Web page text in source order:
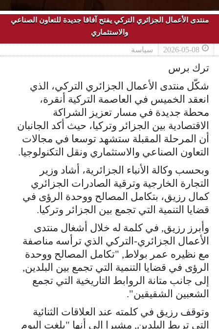
منتدى الأعمال الجزائري التركي يفتح آفاقا جديدة للتعاون الصناعي
والاستثماري
2026-05-08 سياسة
ترك برس
شكّل منتدى الأعمال الجزائري التركي، الذي
انعقد الخميس في العاصمة التركية أنقرة،
محطة جديدة في مسار تعزيز الشراكة
الاقتصادية بين الجزائر وتركيا، حيث أكد الجانبان
أن المرحلة المقبلة ستشهد توسعا في مجالات
التعاون الصناعي والاستثماري ونقل التكنولوجيا.
وبحسب وكالة الأنباء الجزائرية، أشاد وزير
التجارة الخارجية وترقية الصادرات الجزائري
كمال رزيق، بتكامل المصالح ووحدة الرؤى في
قضايا التنمية التي تجمع بين الجزائر وتركيا.
وأبرز رزيق, في كلمة له خلال أشغال منتدى
الأعمال الجزائري-التركي الذي ترأسه مناصفة
مع نظيره عمر بولاط, "تكامل المصالح ووحدة
الرؤى في قضايا التنمية التي تجمع بين البلدين,
إلى جانب متانة الروابط التاريخية التي تجمع
الشعبين الشقيقين".
وتوقف رزيق في كلمته عند العلاقات الثنائية
التي تربط البلدين, مشيرا الى أنها "بلغت اليوم